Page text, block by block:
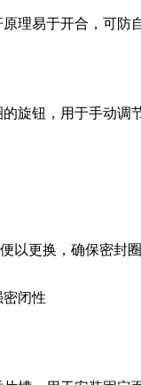
理易于开合，可防
旋钮，用于手动调
以更换，确保密封
闭性